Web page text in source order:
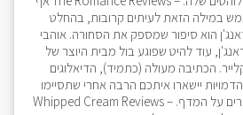
במילה הזאת לעיתים קרובות, בהחלט
הוא סיפור שמספק את הסחורה. אוהבי
עוד להיט שפוגע בול מבית היוצר של
הכתיבה מעולה (כתמיד), הדיאלוגים
יישארו איתכם הרבה אחרי שתסיימו
את הקריאה. זהו ספר ששומרים על המדף. – Whipped Cream Reviews